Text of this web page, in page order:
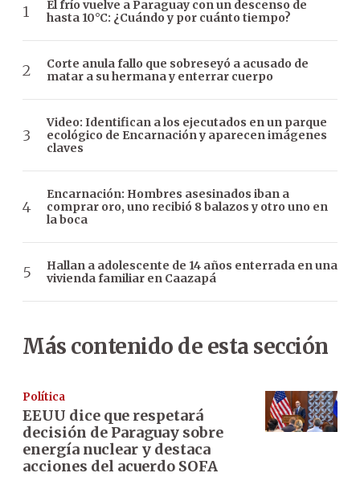
El frío vuelve a Paraguay con un descenso de
hasta 10°C: ¿Cuándo y por cuánto tiempo?
Corte anula fallo que sobreseyó a acusado de
matar a su hermana y enterrar cuerpo
Video: Identifican a los ejecutados en un parque
ecológico de Encarnación y aparecen imágenes
claves
Encarnación: Hombres asesinados iban a
comprar oro, uno recibió 8 balazos y otro uno en
la boca
Hallan a adolescente de 14 años enterrada en una
vivienda familiar en Caazapá
Más contenido de esta sección
Política
EEUU dice que respetará
decisión de Paraguay sobre
energía nuclear y destaca
acciones del acuerdo SOFA